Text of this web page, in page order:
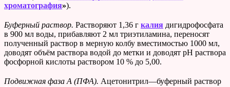
хроматография»).
Буферный раствор. Растворяют 1,36 г калия дигидрофосфата
в 900 мл воды, прибавляют 2 мл триэтиламина, переносят
полученный раствор в мерную колбу вместимостью 1000 мл,
доводят объём раствора водой до метки и доводят рН раствора
фосфорной кислоты раствором 10 % до 5,00.
Подвижная фаза А (ПФА). Ацетонитрил—буферный раствор